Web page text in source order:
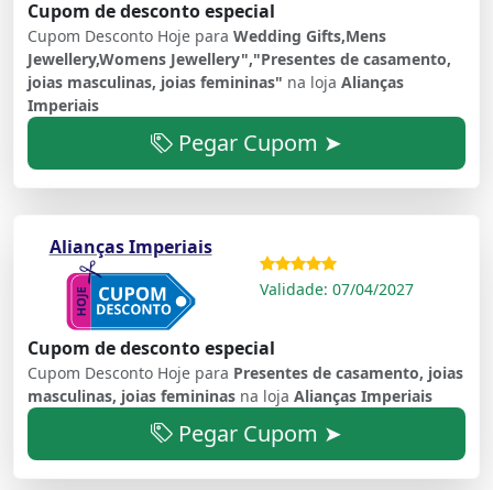
Cupom de desconto especial
Cupom Desconto Hoje para Wedding Gifts,Mens
Jewellery,Womens Jewellery","Presentes de casamento,
joias masculinas, joias femininas" na loja Alianças
Imperiais
Pegar Cupom ➤
Alianças Imperiais
Validade: 07/04/2027
Cupom de desconto especial
Cupom Desconto Hoje para Presentes de casamento, joias
masculinas, joias femininas na loja Alianças Imperiais
Pegar Cupom ➤